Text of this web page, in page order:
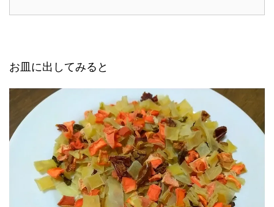
お皿に出してみると